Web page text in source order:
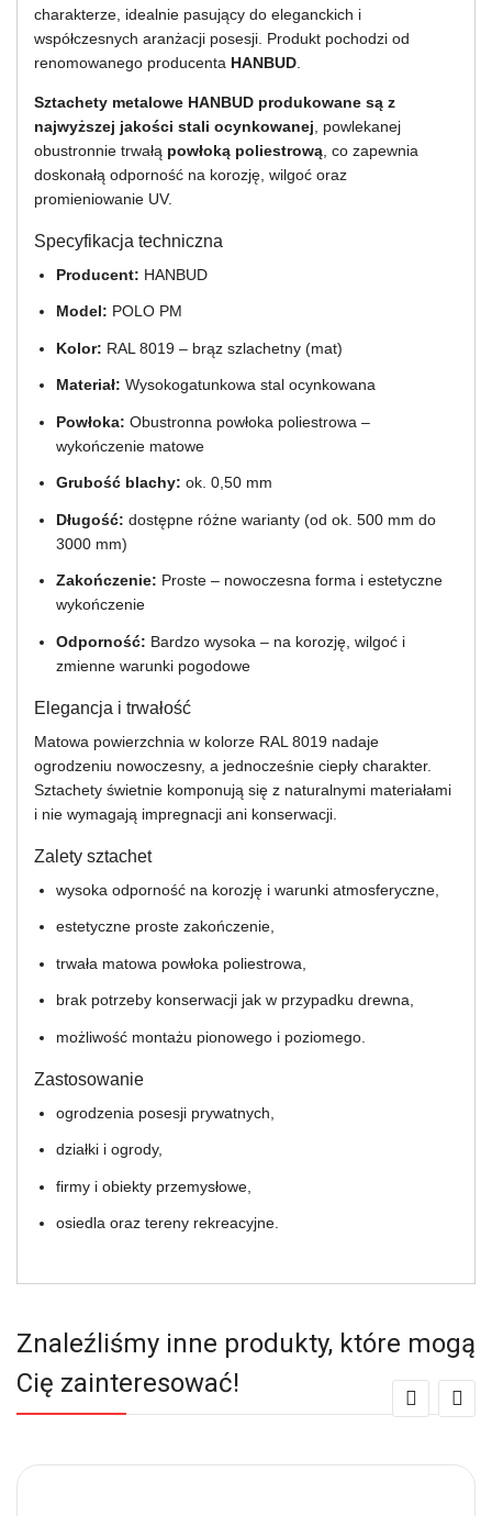
charakterze, idealnie pasujący do eleganckich i
współczesnych aranżacji posesji. Produkt pochodzi od
renomowanego producenta HANBUD
Sztachety metalowe HANBUD produkowane są z
najwyższej jakości stali ocynkowanej , powlekanej
obustronnie trwałą powłoką poliestrową , co zapewnia
doskonałą odporność na korozję, wilgoć oraz
promieniowanie UV.
Specyfikacja techniczna
Producent: HANBUD
Model: POLO PM
Kolor: RAL 8019 – brąz szlachetny (mat)
Materiał: Wysokogatunkowa stal ocynkowana
Powłoka: Obustronna powłoka poliestrowa –
wykończenie matowe
Grubość blachy: ok. 0,50 mm
Długość: dostępne różne warianty (od ok. 500 mm do
3000 mm)
Zakończenie: Proste – nowoczesna forma i estetyczne
wykończenie
Odporność: Bardzo wysoka – na korozję, wilgoć i
zmienne warunki pogodowe
Elegancja i trwałość
Matowa powierzchnia w kolorze RAL 8019 nadaje
ogrodzeniu nowoczesny, a jednocześnie ciepły charakter.
Sztachety świetnie komponują się z naturalnymi materiałami
i nie wymagają impregnacji ani konserwacji.
Zalety sztachet
wysoka odporność na korozję i warunki atmosferyczne,
estetyczne proste zakończenie,
trwała matowa powłoka poliestrowa,
brak potrzeby konserwacji jak w przypadku drewna,
możliwość montażu pionowego i poziomego.
Zastosowanie
ogrodzenia posesji prywatnych,
działki i ogrody,
firmy i obiekty przemysłowe,
osiedla oraz tereny rekreacyjne.
Znaleźliśmy inne produkty, które mogą
Cię zainteresować!